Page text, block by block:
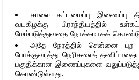
சாலை கட்டமைப்பு இணைப்பு
வடகிழக்கு பிராந்தியத்தில்
மேம்படுத்துவதை நோக்கமாகக்
அதே நேரத்தில் சென்னை புற
போக்குவரத்து நெரிசலைத்
பகுதிக்கான இணைப்புகளை
கொண்டுள்ளது.